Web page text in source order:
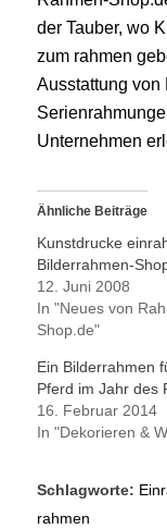
der Tauber, wo
zum rahmen
Ausstattung von
Unternehmen
Ähnliche Beiträge
Kunstdrucke
Bilderrahmen-
12. Juni 2008
In "Neues von
Shop.de"
Ein Bilderrahmen
Pferd im Jahr des
16. Februar 2014
In "Dekorieren &
Schlagworte:
rahmen